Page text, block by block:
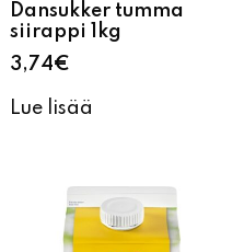
Dansukker tumma
siirappi 1kg
3,74€
Lue lisää